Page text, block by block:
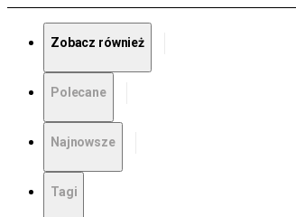
Zobacz również
Polecane
Najnowsze
Tagi